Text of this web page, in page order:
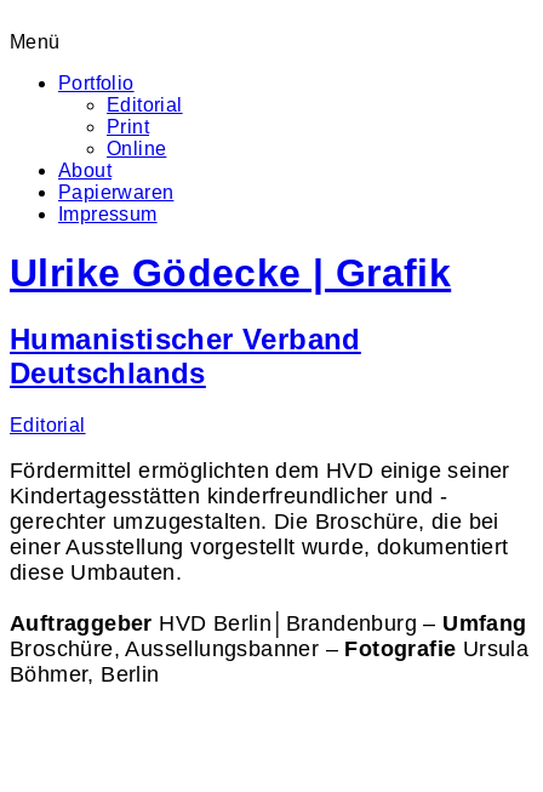
Menü
Portfolio
Editorial
Print
Online
About
Papierwaren
Impressum
Ulrike Gödecke | Grafik
Humanistischer Verband
Deutschlands
Editorial
Fördermittel ermöglichten dem HVD einige seiner
Kindertagesstätten kinderfreundlicher und -
gerechter umzugestalten. Die Broschüre, die bei
einer Ausstellung vorgestellt wurde, dokumentiert
diese Umbauten.
Auftraggeber HVD Berlin│Brandenburg – Umfang
Broschüre, Aussellungsbanner – Fotografie Ursula
Böhmer, Berlin